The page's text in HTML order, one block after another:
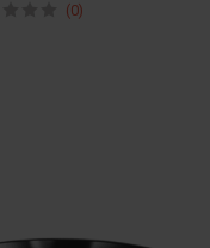
(0)